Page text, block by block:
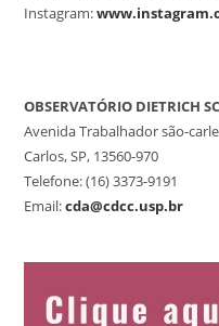
Instagram:
OBSERVATÓRIO DIETRICH
Avenida Trabalhador são-
Carlos, SP, 13560-970
Telefone: (16) 3373-9191
Email:cda@cdcc.usp.br